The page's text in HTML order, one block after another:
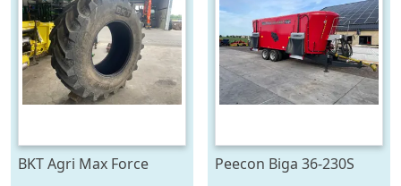
BKT Agri Max Force
Peecon Biga 36-230S